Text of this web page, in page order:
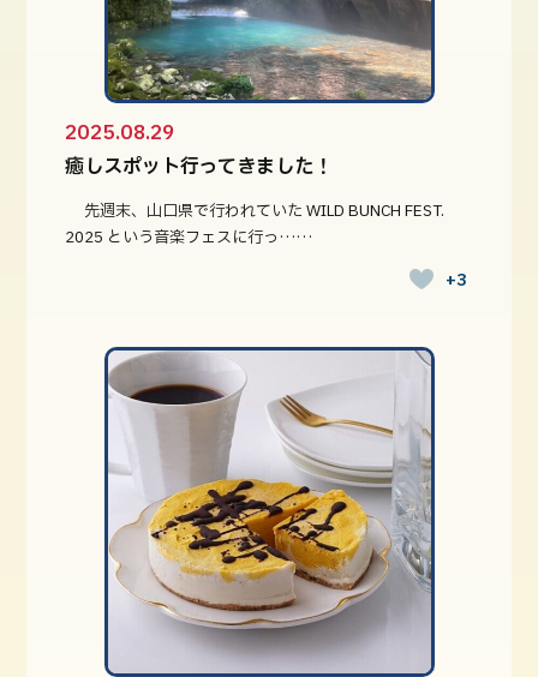
2025.08.29
癒しスポット行ってきました！
先週末、山口県で行われていた WILD BUNCH FEST.
2025 という音楽フェスに行っ……
+3